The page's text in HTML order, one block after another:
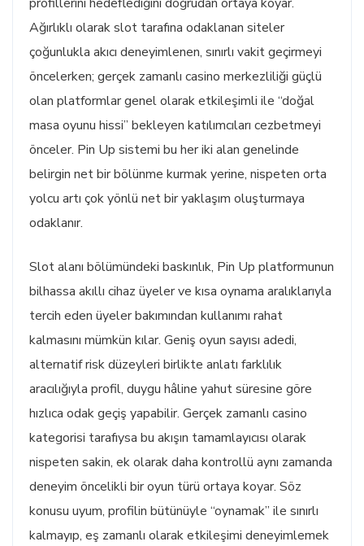
Ağırlıklı olarak slot tarafına odaklanan siteler
çoğunlukla akıcı deneyimlenen, sınırlı vakit geçirmeyi
öncelerken; gerçek zamanlı casino merkezliliği güçlü
olan platformlar genel olarak etkileşimli ile “doğal
masa oyunu hissi” bekleyen katılımcıları cezbetmeyi
önceler. Pin Up sistemi bu her iki alan genelinde
belirgin net bir bölünme kurmak yerine, nispeten orta
yolcu artı çok yönlü net bir yaklaşım oluşturmaya
odaklanır.
Slot alanı bölümündeki baskınlık, Pin Up platformunun
bilhassa akıllı cihaz üyeler ve kısa oynama aralıklarıyla
tercih eden üyeler bakımından kullanımı rahat
kalmasını mümkün kılar. Geniş oyun sayısı adedi,
alternatif risk düzeyleri birlikte anlatı farklılık
aracılığıyla profil, duygu hâline yahut süresine göre
hızlıca odak geçiş yapabilir. Gerçek zamanlı casino
kategorisi tarafıysa bu akışın tamamlayıcısı olarak
nispeten sakin, ek olarak daha kontrollü aynı zamanda
deneyim öncelikli bir oyun türü ortaya koyar. Söz
konusu uyum, profilin bütünüyle “oynamak” ile sınırlı
kalmayıp, eş zamanlı olarak etkileşimi deneyimlemek